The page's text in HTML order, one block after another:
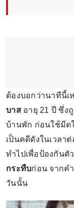
ต้องบอกว่านาทีนี้
บาสอายุ 21 ปี ซึ่ง
บ้านพัก ก่อนใช้มีด
เป็นคดีดังในเวลา
ทำไปเพื่อป้องกันตั
กระทืบก่อน จากค
วันนั้น